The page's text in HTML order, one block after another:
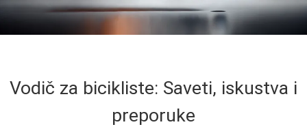
Vodič za bicikliste: Saveti, iskustva i
preporuke